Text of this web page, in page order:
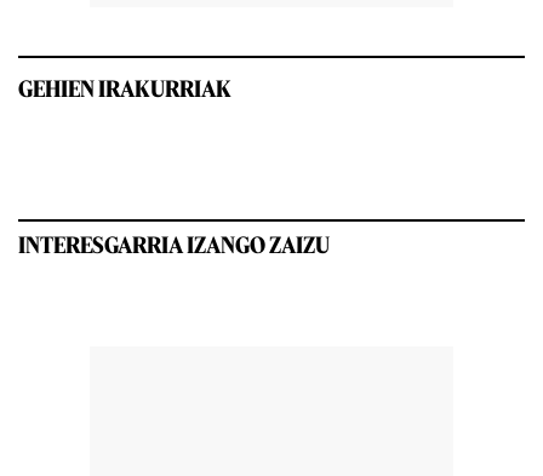
GEHIEN IRAKURRIAK
INTERESGARRIA IZANGO ZAIZU